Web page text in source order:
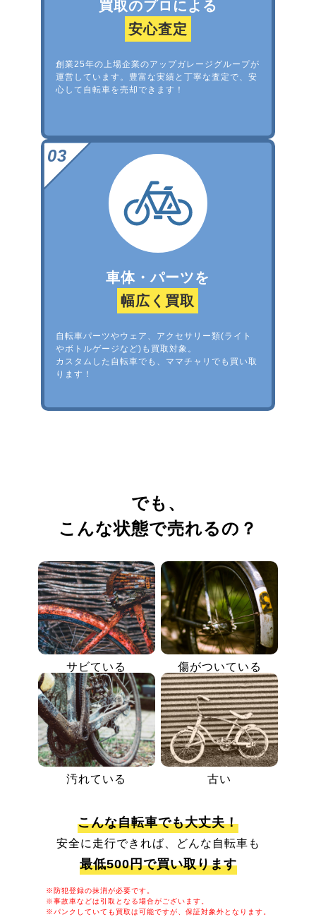
買取のプロによる
安心査定
創業25年の上場企業のアップガレージグループが
運営しています。豊富な実績と丁寧な査定で、安
心して自転車を売却できます！
車体・パーツを
幅広く買取
自転車パーツやウェア、アクセサリー類(ライト
やボトルゲージなど)も買取対象。
カスタムした自転車でも、ママチャリでも買い取
ります！
でも、
こんな状態で売れるの？
サビている 傷がついている
汚れている 古い
こんな自転車でも大丈夫！
安全に走行できれば、どんな自転車も
最低500円で買い取ります
※防犯登録の抹消が必要です。
※事故車などは引取となる場合がございます。
※パンクしていても買取は可能ですが、保証対象外となります。